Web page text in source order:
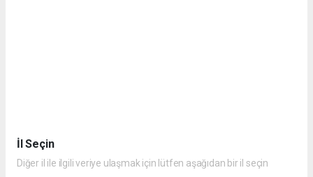
İl Seçin
Diğer il ile ilgili veriye ulaşmak için lütfen aşağıdan bir il seçin